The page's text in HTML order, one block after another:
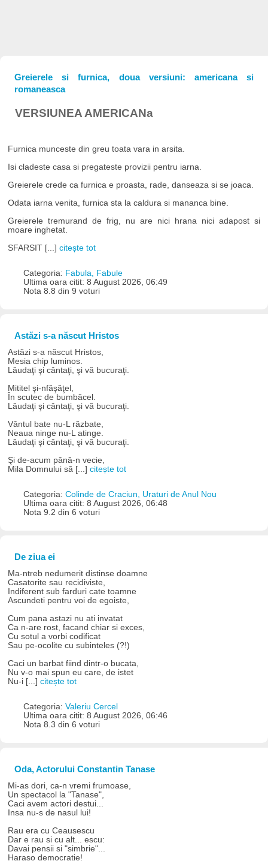
Greierele si furnica, doua versiuni: americana si
romaneasca
VERSIUNEA AMERICANa
Furnica munceste din greu toata vara in arsita.
Isi cladeste casa si pregateste provizii pentru iarna.
Greierele crede ca furnica e proasta, rade, danseaza si se joaca.
Odata iarna venita, furnica sta la caldura si mananca bine.
Greierele tremurand de frig, nu are nici hrana nici adapost si
moare inghetat.
SFARSIT [...]citește tot
Categoria: Fabula, Fabule
Ultima oara citit: 8 August 2026, 06:49
Nota 8.8 din 9 voturi
Astăzi s-a născut Hristos
Astăzi s-a născut Hristos,
Mesia chip luminos.
Lăudaţi şi cântaţi, şi vă bucuraţi.
Mititel şi-nfăşăţel,
În scutec de bumbăcel.
Lăudaţi şi cântaţi, şi vă bucuraţi.
Vântul bate nu-L răzbate,
Neaua ninge nu-L atinge.
Lăudaţi şi cântaţi, şi vă bucuraţi.
Şi de-acum până-n vecie,
Mila Domnului să [...]citește tot
Categoria: Colinde de Craciun, Uraturi de Anul Nou
Ultima oara citit: 8 August 2026, 06:48
Nota 9.2 din 6 voturi
De ziua ei
Ma-ntreb nedumerit distinse doamne
Casatorite sau recidiviste,
Indiferent sub farduri cate toamne
Ascundeti pentru voi de egoiste,
Cum pana astazi nu ati invatat
Ca n-are rost, facand chiar si exces,
Cu sotul a vorbi codificat
Sau pe-ocolite cu subinteles (?!)
Caci un barbat fiind dintr-o bucata,
Nu v-o mai spun eu care, de istet
Nu-i [...]citește tot
Categoria: Valeriu Cercel
Ultima oara citit: 8 August 2026, 06:46
Nota 8.3 din 6 voturi
Oda, Actorului Constantin Tanase
Mi-as dori, ca-n vremi frumoase,
Un spectacol la "Tanase",
Caci avem actori destui...
Insa nu-s de nasul lui!
Rau era cu Ceausescu
Dar e rau si cu alt... escu:
Davai pensii si "simbrie"...
Haraso democratie!